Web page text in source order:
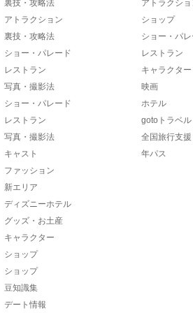
裏技・攻略法
アトラクション
裏技・攻略法
ショー・パレード
レストラン
写真・撮影法
ショー・パレード
レストラン
写真・撮影法
キャスト
ファッション
新エリア
ディズニーホテル
グッズ・お土産
キャラクター
ショップ
ショップ
豆知識集
デート情報
アトラクシ
ショップ
ショー・パ
レストラン
キャラクター
映画
ホテル
gotoトラベル
全国旅行支援
年パス